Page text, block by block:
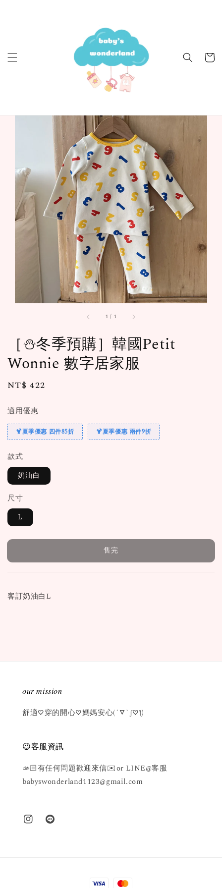
1 / 1
［⛄️冬季預購］韓國Petit
Wonnie 數字居家服
Regular
NT$ 422
適用優惠
🍹夏季優惠 四件85折 🍹夏季優惠 兩件9折
款式
奶油白
尺寸
L
售完
客訂奶油白L
𝑜𝑢𝑟 𝑚𝑖𝑠𝑠𝑖𝑜𝑛
舒適♡穿的開心♡媽媽安心(´▽`ʃ♡ƪ)
😉客服資訊
🫴🏻有任何問題歡迎來信✉️or LINE@客服
babyswonderland1123@gmail.com